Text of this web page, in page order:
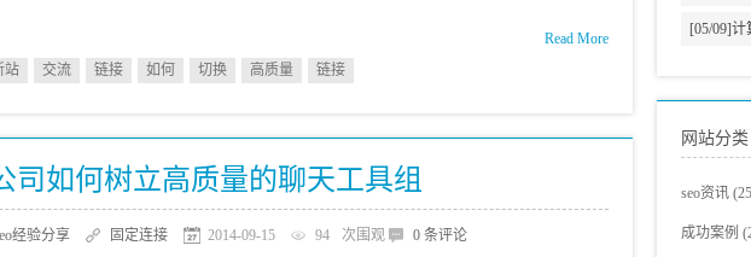
Read More
站 交流 链接 如何 切换 高质量 链接
司如何树立高质量的聊天工具组
经验分享 固定连接 2014-09-15 94 次围观 0 条评论
[05/09]计
网站分类
seo资讯
seo教程
成功案例